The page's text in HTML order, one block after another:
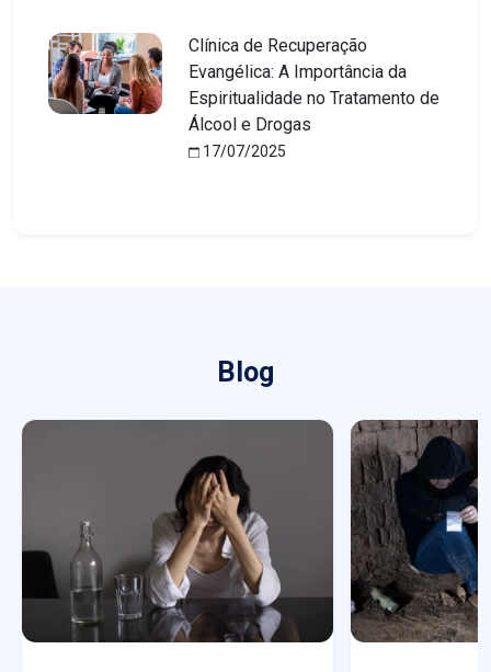
Clínica de Recuperação
Evangélica: A Importância da
Espiritualidade no Tratamento de
Álcool e Drogas
17/07/2025
Blog